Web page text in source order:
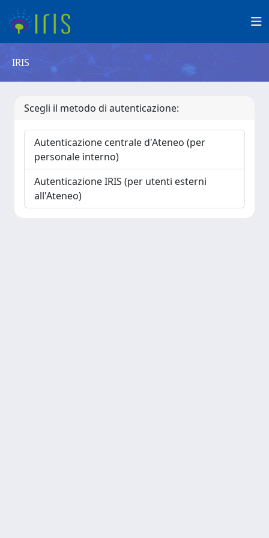
IRIS
Scegli il metodo di autenticazione:
Autenticazione centrale d'Ateneo (per
personale interno)
Autenticazione IRIS (per utenti esterni
all'Ateneo)